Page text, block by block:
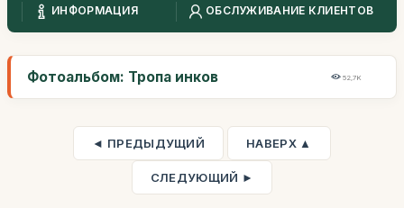
ИНФОРМАЦИЯ
ОБСЛУЖИВАНИЕ КЛИЕНТОВ
Фотоальбом: Тропа инков 52,7K
◄ ПРЕДЫДУЩИЙ НАВЕРХ ▲
СЛЕДУЮЩИЙ ►